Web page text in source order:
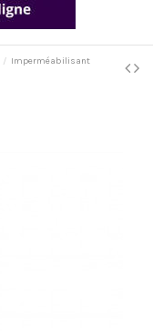
Imperméabilisant